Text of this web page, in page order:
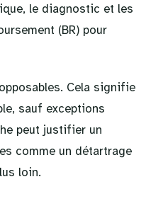
le diagnostic et les
(BR) pour
Cela signifie
sauf exceptions
peut justifier un
comme un détartrage
loin.